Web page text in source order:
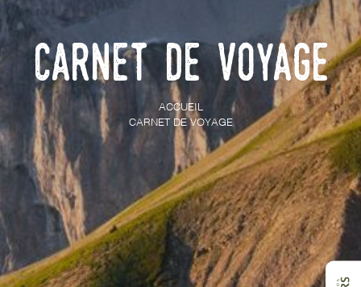
Carnet de voyage
ACCUEIL
CARNET DE VOYAGE